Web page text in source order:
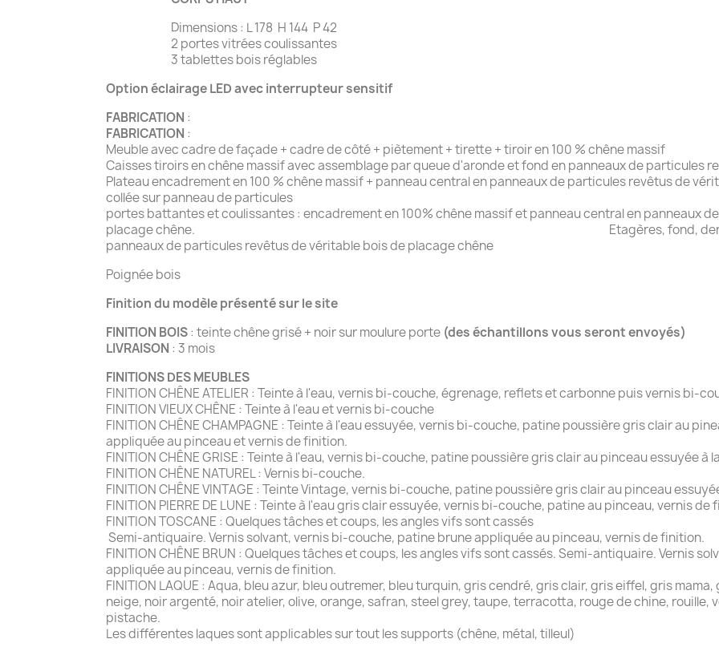
Dimensions : L 178 H 144 P 42
2 portes vitrées coulissantes
3 tablettes bois réglables
Option éclairage LED avec interrupteur sensitif
FABRICATION :
FABRICATION :
Meuble avec cadre de façade + cadre de côté + piètement + tirette + tiroir en 100 % chêne massif
Caisses tiroirs en chêne massif avec assemblage par queue d'aronde et fond en panneaux de particules
Plateau encadrement en 100 % chêne massif + panneau central en panneaux de particules revêtus de
collée sur panneau de particules
portes battantes et coulissantes : encadrement en 100% chêne massif et panneau central en panneaux
placage chêne. Etagères, fond, derrière, séparation
panneaux de particules revêtus de véritable bois de placage chêne
Poignée bois
Finition du modèle présenté sur le site
FINITION BOIS: teinte chêne grisé + noir sur moulure porte (des échantillons vous seront envoyés)
LIVRAISON : 3 mois
FINITIONS DES MEUBLES
FINITION CHÊNE ATELIER : Teinte à l'eau, vernis bi-couche, égrenage, reflets et carbonne puis vernis bi-
FINITION VIEUX CHÊNE : Teinte à l'eau et vernis bi-couche
FINITION CHÊNE CHAMPAGNE : Teinte à l'eau essuyée, vernis bi-couche, patine poussière gris clair au
appliquée au pinceau et vernis de finition.
FINITION CHÊNE GRISE : Teinte à l'eau, vernis bi-couche, patine poussière gris clair au pinceau essuyée à
FINITION CHÊNE NATUREL : Vernis bi-couche.
FINITION CHÊNE VINTAGE : Teinte Vintage, vernis bi-couche, patine poussière gris clair au pinceau
FINITION PIERRE DE LUNE : Teinte à l'eau gris clair essuyée, vernis bi-couche, patine au pinceau, vernis de
FINITION TOSCANE : Quelques tâches et coups, les angles vifs sont cassés
Semi-antiquaire. Vernis solvant, vernis bi-couche, patine brune appliquée au pinceau, vernis de finition.
FINITION CHÊNE BRUN : Quelques tâches et coups, les angles vifs sont cassés. Semi-antiquaire. Vernis
appliquée au pinceau, vernis de finition.
FINITION LAQUE : Aqua, bleu azur, bleu outremer, bleu turquin, gris cendré, gris clair, gris eiffel, gris
neige, noir argenté, noir atelier, olive, orange, safran, steel grey, taupe, terracotta, rouge de chine, rouille,
pistache.
Les différentes laques sont applicables sur tout les supports (chêne, métal, tilleul)